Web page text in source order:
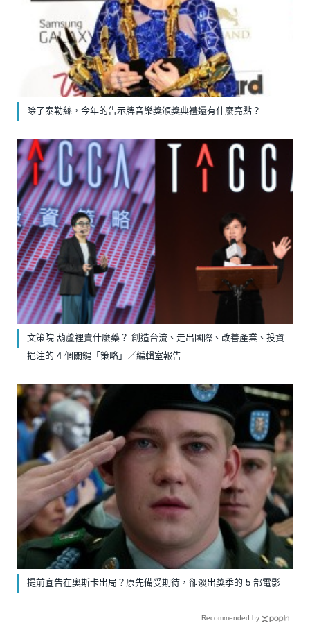
除了泰勒絲，今年的告示牌音樂獎頒獎典禮還有什麼亮點？
文策院 葫蘆裡賣什麼藥？ 創造台流、走出國際、改善產業、投資
挹注的 4 個關鍵「策略」／編輯室報告
提前宣告在奧斯卡出局？原先備受期待，卻淡出獎季的 5 部電影
Recommended by